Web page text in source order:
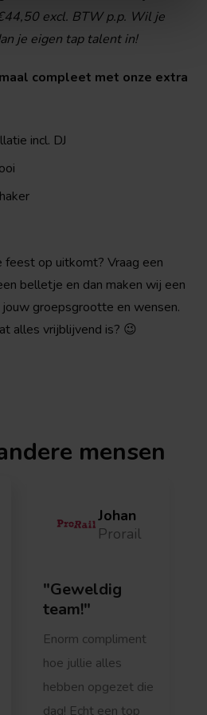
excl. BTW p.p. Wil je
je eigen tap talent in!
compleet met onze extra
incl. DJ
op uitkomt? Vraag een
belletje en dan maken wij een
groepsgrootte en wensen.
alles vrijblijvend is? 😉
mensen
Johan
Prorail
Geweldig
team!
Enorm compliment
hoe jullie alles
hebben opgezet die
dag! Echt een top